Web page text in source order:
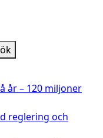
år – 120 miljoner
reglering och